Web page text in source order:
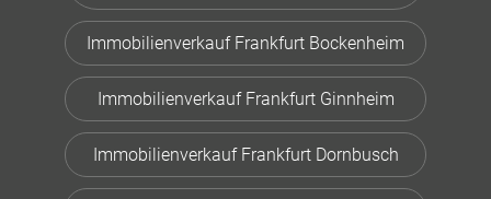
Immobilienverkauf Frankfurt Bockenheim
Immobilienverkauf Frankfurt Ginnheim
Immobilienverkauf Frankfurt Dornbusch